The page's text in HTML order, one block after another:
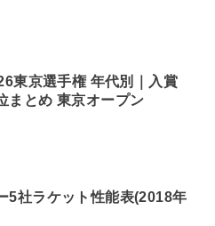
東京選手権 年代別｜入賞
まとめ 東京オープン
5社ラケット性能表(2018年